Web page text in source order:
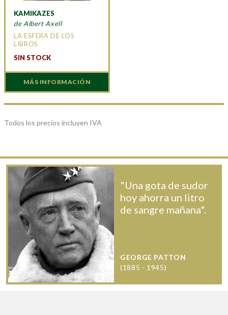
KAMIKAZES
de Albert Axell
LA ESFERA DE LOS
LIBROS
SIN STOCK
MÁS INFORMACIÓN
Todos los precios incluyen IVA
"Una gota de sudor
hoy ahorra un litro
de sangre mañana".
GEORGE PATTON
(1885 - 1945)